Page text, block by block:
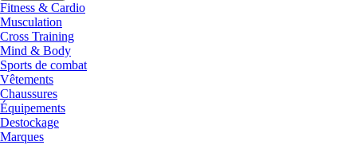
Fitness & Cardio
Musculation
Cross Training
Mind & Body
Sports de combat
Vêtements
Chaussures
Équipements
Destockage
Marques